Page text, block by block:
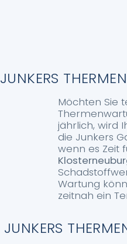
JUNKERS
Möchten Sie
jährlich, wird
die Junkers
wenn es Zeit
Wartung
zeitnah ein
JUNKERS